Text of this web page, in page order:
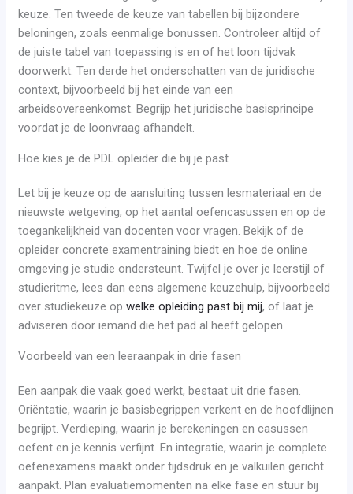
keuze. Ten tweede de keuze van tabellen bij bijzondere
beloningen, zoals eenmalige bonussen. Controleer altijd of
de juiste tabel van toepassing is en of het loon tijdvak
doorwerkt. Ten derde het onderschatten van de juridische
context, bijvoorbeeld bij het einde van een
arbeidsovereenkomst. Begrijp het juridische basisprincipe
voordat je de loonvraag afhandelt.
Hoe kies je de PDL opleider die bij je past
Let bij je keuze op de aansluiting tussen lesmateriaal en de
nieuwste wetgeving, op het aantal oefencasussen en op de
toegankelijkheid van docenten voor vragen. Bekijk of de
opleider concrete examentraining biedt en hoe de online
omgeving je studie ondersteunt. Twijfel je over je leerstijl of
studieritme, lees dan eens algemene keuzehulp, bijvoorbeeld
over studiekeuze opwelke opleiding past bij mij, of laat je
adviseren door iemand die het pad al heeft gelopen.
Voorbeeld van een leeraanpak in drie fasen
Een aanpak die vaak goed werkt, bestaat uit drie fasen.
Oriëntatie, waarin je basisbegrippen verkent en de hoofdlijnen
begrijpt. Verdieping, waarin je berekeningen en casussen
oefent en je kennis verfijnt. En integratie, waarin je complete
oefenexamens maakt onder tijdsdruk en je valkuilen gericht
aanpakt. Plan evaluatiemomenten na elke fase en stuur bij